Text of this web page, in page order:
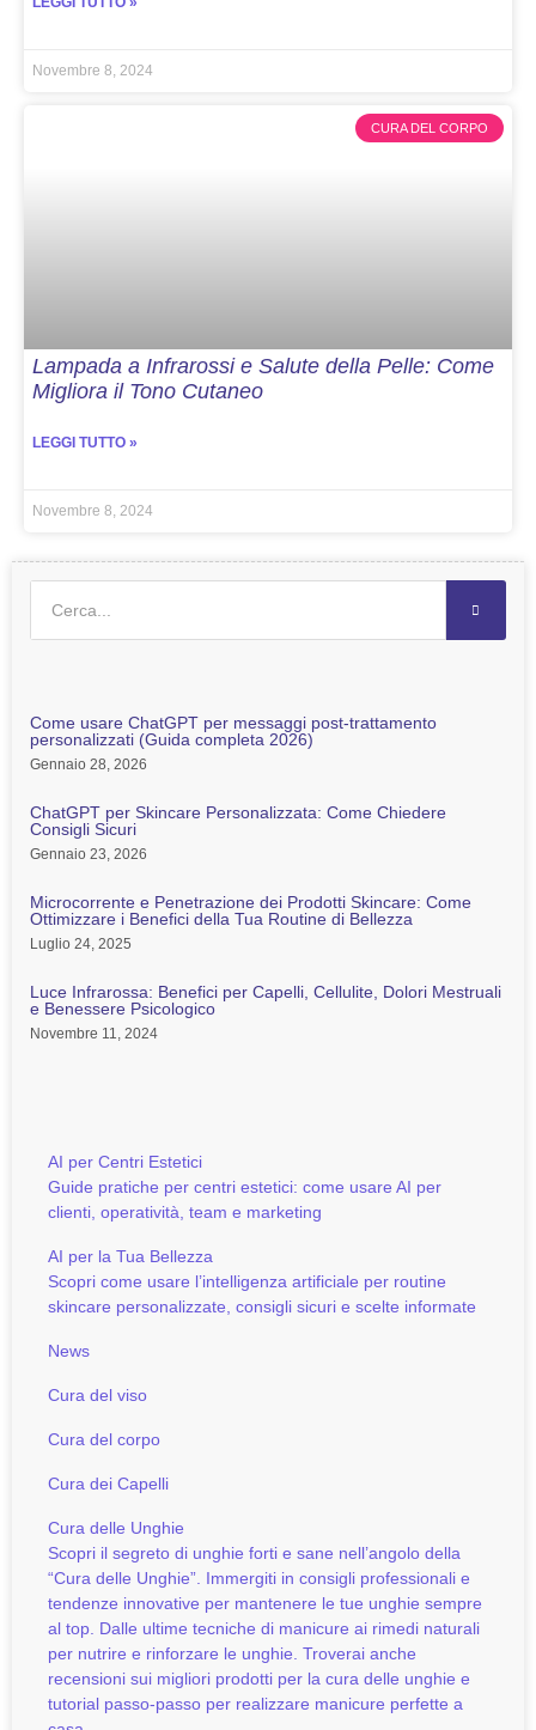
Novembre 8, 2024
CURA DEL CORPO
Lampada a Infrarossi e Salute della Pelle: Come
Migliora il Tono Cutaneo
LEGGI TUTTO »
Novembre 8, 2024
Come usare ChatGPT per messaggi post-trattamento
personalizzati (Guida completa 2026)
Gennaio 28, 2026
ChatGPT per Skincare Personalizzata: Come Chiedere
Consigli Sicuri
Gennaio 23, 2026
Microcorrente e Penetrazione dei Prodotti Skincare: Come
Ottimizzare i Benefici della Tua Routine di Bellezza
Luglio 24, 2025
Luce Infrarossa: Benefici per Capelli, Cellulite, Dolori Mestruali
e Benessere Psicologico
Novembre 11, 2024
AI per Centri Estetici
Guide pratiche per centri estetici: come usare AI per
clienti, operatività, team e marketing
AI per la Tua Bellezza
Scopri come usare l’intelligenza artificiale per routine
skincare personalizzate, consigli sicuri e scelte informate
News
Cura del viso
Cura del corpo
Cura dei Capelli
Cura delle Unghie
Scopri il segreto di unghie forti e sane nell’angolo della
“Cura delle Unghie”. Immergiti in consigli professionali e
tendenze innovative per mantenere le tue unghie sempre
al top. Dalle ultime tecniche di manicure ai rimedi naturali
per nutrire e rinforzare le unghie. Troverai anche
recensioni sui migliori prodotti per la cura delle unghie e
tutorial passo-passo per realizzare manicure perfette a